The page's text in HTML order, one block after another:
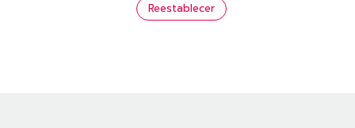
Reestablecer